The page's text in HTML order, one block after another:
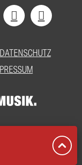
DATENSCHUTZ